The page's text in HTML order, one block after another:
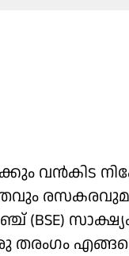
വന്‍കിട
തരംഗം